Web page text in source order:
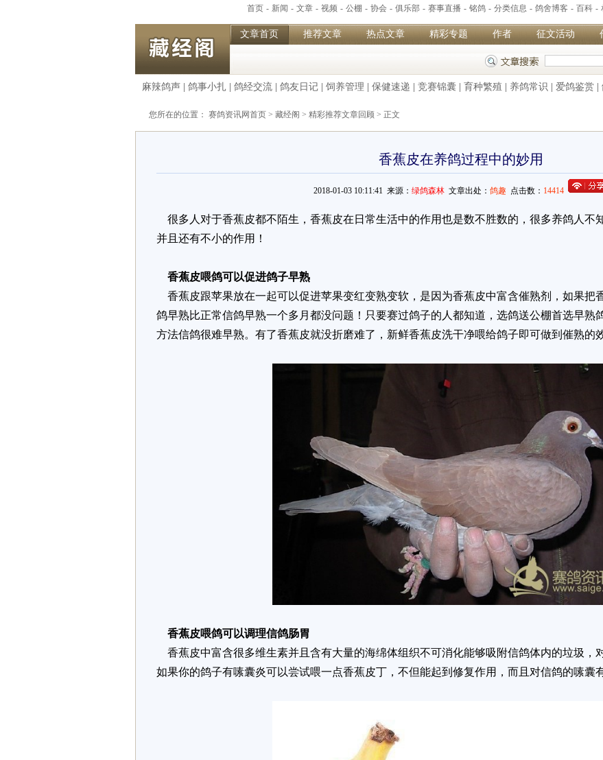
首页 - 新闻 - 文章 - 视频 - 公棚 - 协会 - 俱乐部 - 赛事直播 - 铭鸽 - 分类信息 - 鸽舍博客 - 百科 -
文章首页 推荐文章 热点文章 精彩专题 作者 征文活动
麻辣鸽声 鸽事小扎 鸽经交流 鸽友日记 饲养管理 保健速递 竞赛锦囊 育种繁殖 养鸽常识 爱鸽鉴赏
您所在的位置： 赛鸽资讯网首页 > 藏经阁 > 精彩推荐文章回顾 > 正文
香蕉皮在养鸽过程中的妙用
2018-01-03 10:11:41 来源： 绿鸽森林文章出处： 鸽趣 点击数： 14414
很多人对于香蕉皮都不陌生，香蕉皮在日常生活中的作用也是数不胜数的，很多养鸽人不
并且还有不小的作用！
香蕉皮喂鸽可以促进鸽子早熟
香蕉皮跟苹果放在一起可以促进苹果变红变熟变软，是因为香蕉皮中富含催熟剂，如果把
鸽早熟比正常信鸽早熟一个多月都没问题！只要赛过鸽子的人都知道，选鸽送公棚首选早熟
方法信鸽很难早熟。有了香蕉皮就没折磨难了，新鲜香蕉皮洗干净喂给鸽子即可做到催熟的
香蕉皮喂鸽可以调理信鸽肠胃
香蕉皮中富含很多维生素并且含有大量的海绵体组织不可消化能够吸附信鸽体内的垃圾，
如果你的鸽子有嗉囊炎可以尝试喂一点香蕉皮丁，不但能起到修复作用，而且对信鸽的嗉囊